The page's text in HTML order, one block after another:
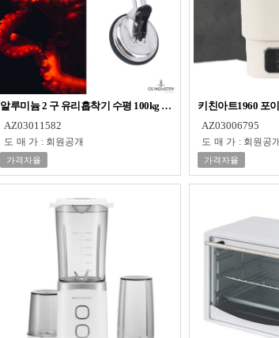
알루미늄 2 구 유리흡착기 수평 100kg 수직 80kg
AZ03011582
도매가 : 회원공개
가격자율
키친아트1960 포
AZ03006795
도매가 : 회원공개
가격자율